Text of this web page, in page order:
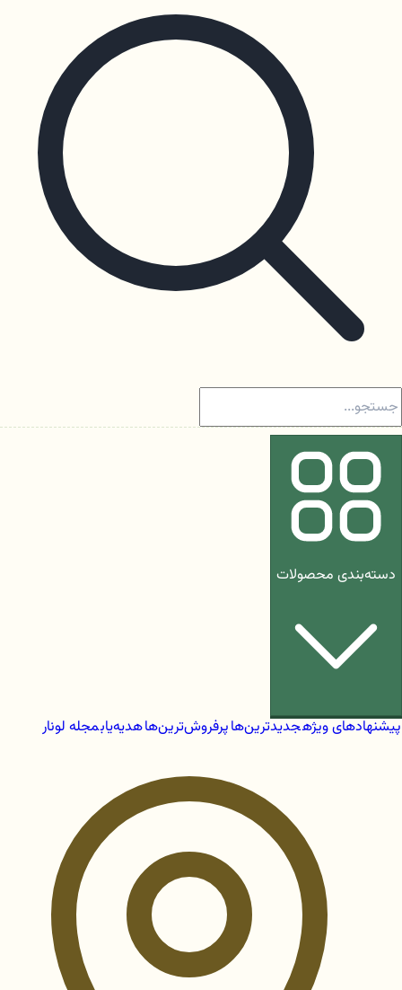
دسته‌بندی محصولات
پیشنهادهای ویژهجدیدترین‌هاپرفروش‌ترین‌هاهدیه‌یابمجله لونار